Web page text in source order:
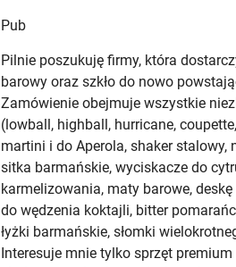
Pub
Pilnie poszukuję firmy, która
barowy oraz szkło do nowo
Zamówienie obejmuje wszystkie
(lowball, highball, hurricane,
martini i do Aperola, shaker stalowy,
sitka barmańskie, wyciskacze do
karmelizowania, maty barowe,
do wędzenia koktajli, bitter
łyżki barmańskie, słomki
Interesuje mnie tylko sprzęt